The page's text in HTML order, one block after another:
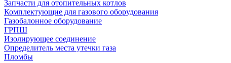
Запчасти для отопительных котлов
Комплектующие для газового оборудования
Газобалонное оборудование
ГРПШ
Изолирующее соединение
Определитель места утечки газа
Пломбы